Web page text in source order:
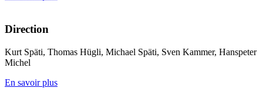
Direction
Kurt Späti, Thomas Hügli, Michael Späti, Sven Kammer, Hanspeter
Michel
En savoir plus